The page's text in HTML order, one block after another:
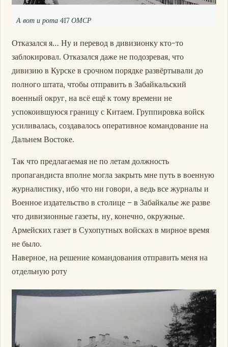
А вот и рота 417 ОМСР
Отказался я… Ну и перевод в дивизионку кто-то
заблокировал. Отказался даже не подозревая, что
дивизию в Курске в срочном порядке развёртывали до
полного штата, чтобы отправить в Забайкальский
военный округ, на всё ещё к тому времени не
успокоившуюся границу с Китаем. Группировка войск
усиливалась, создавалось оперативное командование на
Дальнем Востоке.
Так что предлагаемая не по летам должность
пропагандиста вполне могла закрыть мне путь в военную
журналистику, ибо что ни говори, а ведь все журналы и
Военное издательство в столице – в Забайкалье же разве
что дивизионные газеты, ну, конечно, окружные.
Армейских газет в Сухопутных войсках в мирное время
не было.
Наверное, на решение командования отправить меня на
отдельную роту